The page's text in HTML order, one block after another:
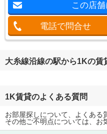
この店
電話で問合せ
大糸線沿線の駅から1Kの賃
1K賃貸のよくある質問
お部屋探しについて、よくある
その他ご不明点については、お